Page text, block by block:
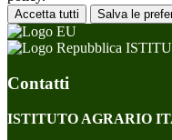
Accetta tutti Salva le
Contatti
ISTITUTO AGRARIO